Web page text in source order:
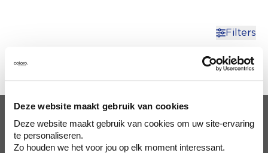
Deze website maakt gebruik van cookies
Deze website maakt gebruik van cookies om uw site-ervaring
te personaliseren.
Zo houden we het voor jou op elk moment interessant.
Filters
Klantendienst